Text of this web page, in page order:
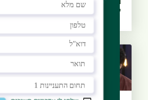
לזיכרון? א...